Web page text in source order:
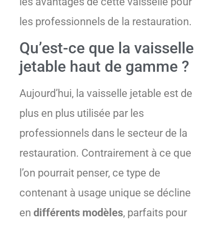
les professionnels de la restauration.
Qu’est-ce que la vaisselle
jetable haut de gamme ?
Aujourd’hui, la vaisselle jetable est de
plus en plus utilisée par les
professionnels dans le secteur de la
restauration. Contrairement à ce que
l’on pourrait penser, ce type de
contenant à usage unique se décline
en différents modèles, parfaits pour